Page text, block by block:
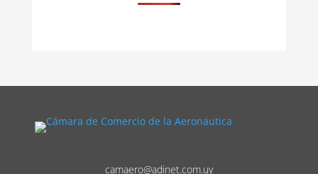
camaero@adinet.com.uy